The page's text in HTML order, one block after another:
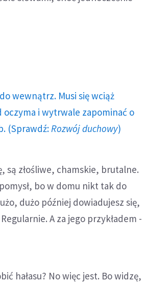
wewnątrz. Musi się wciąż
oczyma i wytrwale zapominać o
(Sprawdź: Rozwój duchowy)
są złośliwe, chamskie, brutalne.
bo w domu nikt tak do
dużo później dowiadujesz się,
A za jego przykładem -
hałasu? No więc jest. Bo widzę,